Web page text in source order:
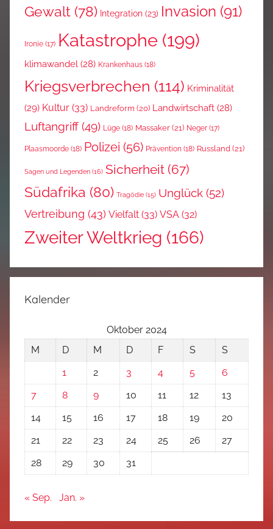
Gewalt (78) Integration (23) Invasion (91)
Ironie (17) Katastrophe (199)
klimawandel (28) Krankenhaus (18)
Kriegsverbrechen (114) Kriminalität
(29) Kultur (33) Landreform (20) Landwirtschaft (28)
Luftangriff (49) Lüge (18) Massaker (21) Neger (17)
Plaasmoorde (18) Polizei (56) Prävention (18) Russland (21)
Sagen und Legenden (16) Sicherheit (67)
Südafrika (80) Tragödie (15) Unglück (52)
Vertreibung (43) Vielfalt (33) VSA (32)
Zweiter Weltkrieg (166)
Kalender
Oktober 2024
M
D M D F S
S
1
2 3 4 5
6
7
8 9 10 11 12
13
14
15 16 17 18 19
20
21
22 23 24 25 26
27
28
29 30 31
« Sep. Jan. »